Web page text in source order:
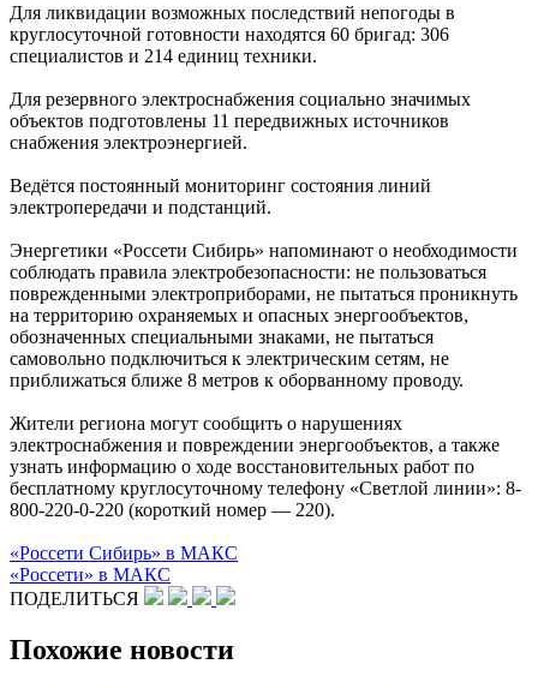
Для ликвидации возможных последствий непогоды в
круглосуточной готовности находятся 60 бригад: 306
специалистов и 214 единиц техники.
Для резервного электроснабжения социально значимых
объектов подготовлены 11 передвижных источников
снабжения электроэнергией.
Ведётся постоянный мониторинг состояния линий
электропередачи и подстанций.
Энергетики «Россети Сибирь» напоминают о необходимости
соблюдать правила электробезопасности: не пользоваться
поврежденными электроприборами, не пытаться проникнуть
на территорию охраняемых и опасных энергообъектов,
обозначенных специальными знаками, не пытаться
самовольно подключиться к электрическим сетям, не
приближаться ближе 8 метров к оборванному проводу.
Жители региона могут сообщить о нарушениях
электроснабжения и повреждении энергообъектов, а также
узнать информацию о ходе восстановительных работ по
бесплатному круглосуточному телефону «Светлой линии»: 8-
800-220-0-220 (короткий номер — 220).
«Россети Сибирь» в МАКС
«Россети» в МАКС
ПОДЕЛИТЬСЯ
Похожие новости